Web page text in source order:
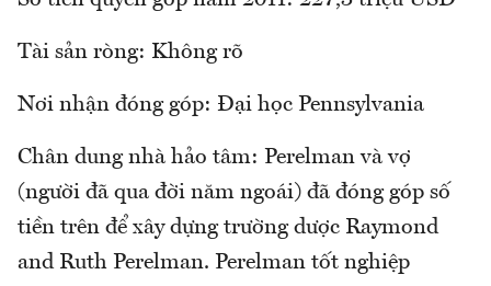
Tài sản ròng: Không rõ
Nơi nhận đóng góp: Đại học Pennsylvania
Chân dung nhà hảo tâm: Perelman và vợ
(người đã qua đời năm ngoái) đã đóng góp số
tiền trên để xây dựng trường dược Raymond
and Ruth Perelman. Perelman tốt nghiệp